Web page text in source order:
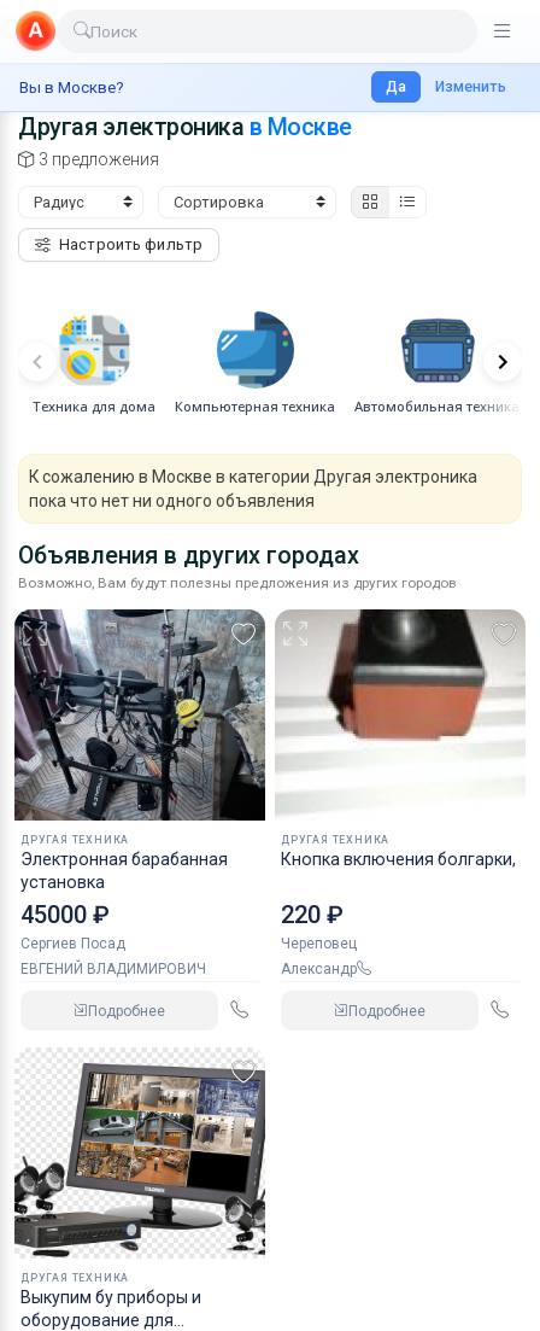
Поиск
Вы в Москве? Да Изменить
Главная Россия Другая техника
Другая электроника в Москве
3 предложения
Настроить фильтр
Техника для дома Компьютерная техника Автомобильная техника
К сожалению в Москве в категории Другая электроника
пока что нет ни одного объявления
Объявления в других городах
Возможно, Вам будут полезны предложения из других городов
ДРУГАЯ ТЕХНИКА
Электронная барабанная
установка
45000 ₽
Сергиев Посад
ЕВГЕНИЙ ВЛАДИМИРОВИЧ
Подробнее
ДРУГАЯ ТЕХНИКА
Кнопка включения болгарки,
220 ₽
Череповец
Александр
Подробнее
ДРУГАЯ ТЕХНИКА
Выкупим бу приборы и
оборудование для
Доставка еды
Транспорт
Личные вещи
Одежда и обувь
Электроника
Все для дома
Хобби и отдых
Животные
Материалы